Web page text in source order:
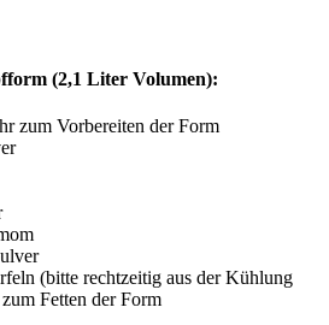
(2,1 Liter Volumen):
zum Vorbereiten der Form
(bitte rechtzeitig aus der Kühlung
Fetten der Form